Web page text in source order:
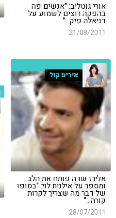
אורי גוטליב: "אנשים פה
בהפקה רוצים לשמוע על
דניאלה פיק..."
21/08/2011
איריס קול
אלירז שדה פותח את הלב
ומספר על אילנית לוי: "בסופו
של דבר מה שצריך לקרות
קורה..."
28/07/2011